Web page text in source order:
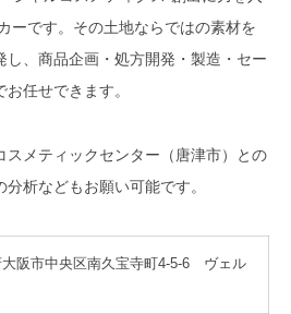
ーです。その土地ならではの素材を
し、商品企画・処方開発・製造・セー
任せできます。
スメティックセンター（唐津市）との
析などもお願い可能です。
大阪市中央区南久宝寺町4-5-6 ヴェル